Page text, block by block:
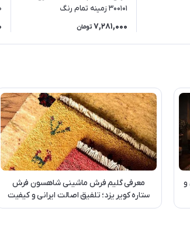
300101 زمینه تمام رنگ
(غیربرجسته)
7,281,000 تومان
و
معرفی گلیم فرش ماشینی شاهسون فرش
ستاره کویر یزد؛ تلفیق اصالت ایرانی و کیفیت
روز